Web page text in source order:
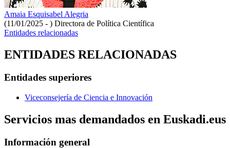
Amaia Esquisabel Alegria
(11/01/2025 - ) Directora de Política Científica
Entidades relacionadas
ENTIDADES RELACIONADAS
Entidades superiores
Viceconsejería de Ciencia e Innovación
Servicios mas demandados en Euskadi.eus
Información general